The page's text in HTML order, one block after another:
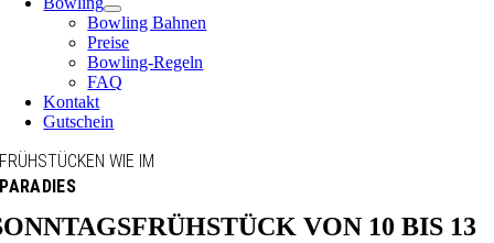
Bowling Bahnen
Preise
Bowling-Regeln
FAQ
Kontakt
Gutschein
FRÜHSTÜCKEN WIE IM
PARADIES
VON 10 BIS 13